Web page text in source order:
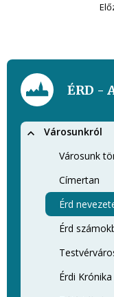
ÉRD -
Városunkról
Városunk
Címertan
Érd
Érd
Érdi Krónika